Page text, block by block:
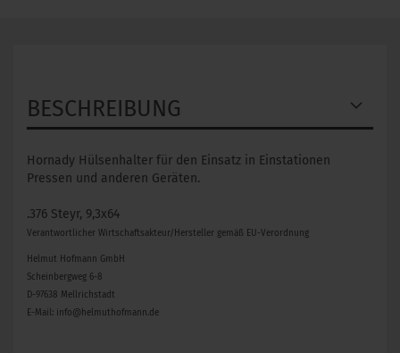
BESCHREIBUNG
Hornady Hülsenhalter für den Einsatz in Einstationen
Pressen und anderen Geräten.
.376 Steyr, 9,3x64
Verantwortlicher Wirtschaftsakteur/Hersteller gemäß EU-Verordnung
Helmut Hofmann GmbH
Scheinbergweg 6-8
D-97638 Mellrichstadt
E-Mail: info@helmuthofmann.de